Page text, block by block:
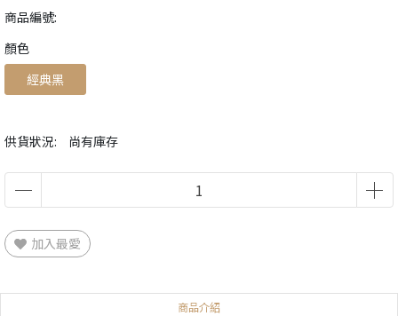
商品編號:
供貨狀況: 尚有庫存
顏色
經典黑
加入最愛
商品介紹